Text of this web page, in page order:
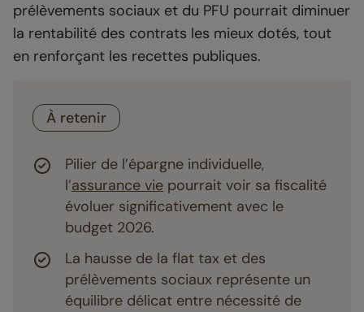
prélèvements sociaux et du PFU pourrait diminuer
la rentabilité des contrats les mieux dotés, tout
en renforçant les recettes publiques.
À retenir
Pilier de l’épargne individuelle,
l’assurance vie pourrait voir sa fiscalité
évoluer significativement avec le
budget 2026.
La hausse de la flat tax et des
prélèvements sociaux représente un
équilibre délicat entre nécessité de